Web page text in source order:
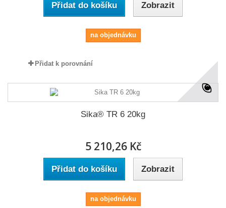
Přidat do košíku Zobrazit
na objednávku
Přidat k porovnání
Sika® TR 6 20kg
5 210,26 Kč
Přidat do košíku Zobrazit
na objednávku